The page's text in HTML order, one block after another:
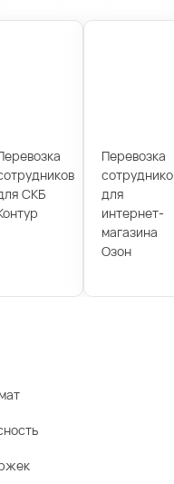
СКБ
Перевозка
для
интернет-
магазина
Озон